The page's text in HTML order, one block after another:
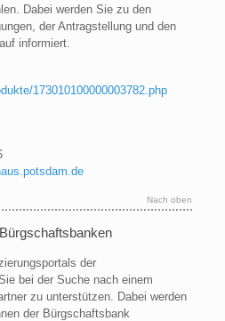
Dabei werden Sie zu den
der Antragstellung und den
informiert.
173010100000003782.php
Nach oben
der
bei der Suche nach einem
zu unterstützen. Dabei werden
der Bürgschaftsbank